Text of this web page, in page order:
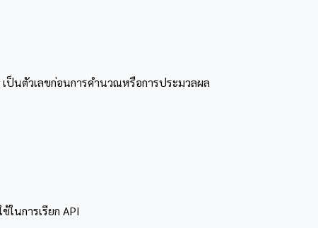
ป็นตัวเลขก่อนการคำนวณหรือการประมวลผล
นการเรียก API